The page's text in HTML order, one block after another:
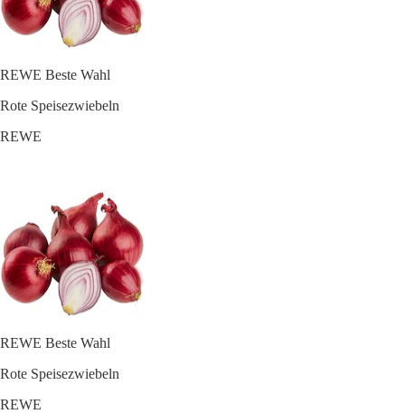
REWE Beste Wahl
Rote Speisezwiebeln
REWE
REWE Beste Wahl
Rote Speisezwiebeln
REWE